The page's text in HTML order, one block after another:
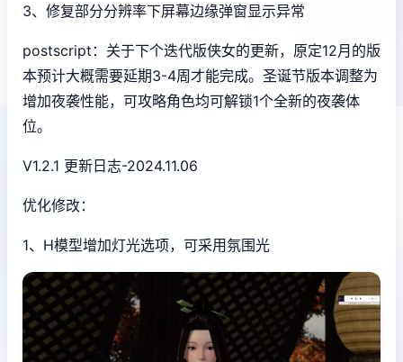
3、修复部分分辨率下屏幕边缘弹窗显示异常
postscript：关于下个迭代版侠女的更新，原定12月的版
本预计大概需要延期3-4周才能完成。圣诞节版本调整为
增加夜袭性能，可攻略角色均可解锁1个全新的夜袭体
位。
V1.2.1 更新日志-2024.11.06
优化修改：
1、H模型增加灯光选项，可采用氛围光